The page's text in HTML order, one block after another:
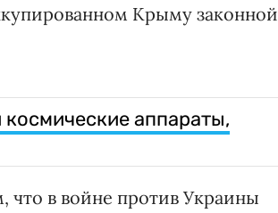
Крыму законной
аппараты,
что в войне против Украины